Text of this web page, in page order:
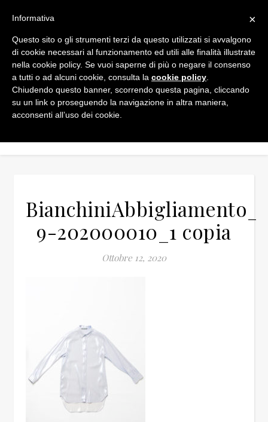
9-202000010_1 copia
Ottobre 12, 2020
×
Informativa
Questo sito o gli strumenti terzi da questo utilizzati si avvalgono
di cookie necessari al funzionamento ed utili alle finalità illustrate
nella cookie policy. Se vuoi saperne di più o negare il consenso
a tutti o ad alcuni cookie, consulta la cookie policy
Chiudendo questo banner, scorrendo questa pagina, cliccando
su un link o proseguendo la navigazione in altra maniera,
acconsenti all’uso dei cookie.